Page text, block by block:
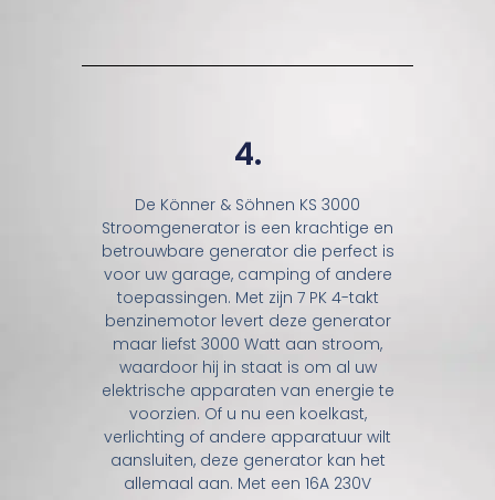
4.
De Könner & Söhnen KS 3000
Stroomgenerator is een krachtige en
betrouwbare generator die perfect is
voor uw garage, camping of andere
toepassingen. Met zijn 7 PK 4-takt
benzinemotor levert deze generator
maar liefst 3000 Watt aan stroom,
waardoor hij in staat is om al uw
elektrische apparaten van energie te
voorzien. Of u nu een koelkast,
verlichting of andere apparatuur wilt
aansluiten, deze generator kan het
allemaal aan. Met een 16A 230V